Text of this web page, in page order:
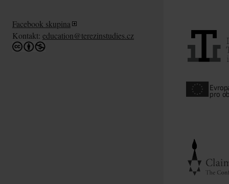
Facebook skupina
Kontakt: education@terezinstudies.cz